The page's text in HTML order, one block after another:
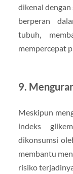
dikenal
berperan
tubuh,
mempercepat
9.
Meskipun
indeks
dikonsumsi
membantu
risiko